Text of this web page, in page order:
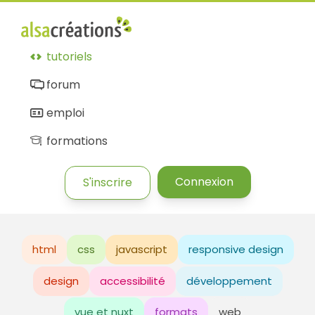
tutoriels
forum
emploi
formations
S'inscrire Connexion
html css javascript responsive design
design accessibilité développement
vue et nuxt formats web